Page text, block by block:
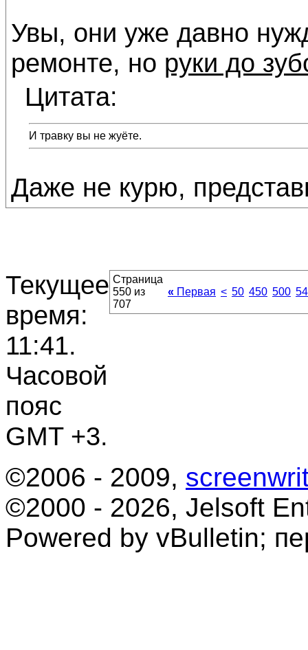
Увы, они уже давно
ремонте, но руки до
Цитата:
И травку вы не жуёте.
Даже не курю,
Текущее
время:
11:41.
Часовой
пояс
GMT +3.
Страница
550 из
707
« Первая < 50 450 500
©2006 - 2009,
©2000 - 2026, Jelsoft
Powered by vBulletin;